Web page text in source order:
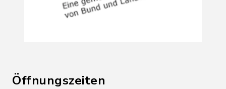
Öffnungszeiten